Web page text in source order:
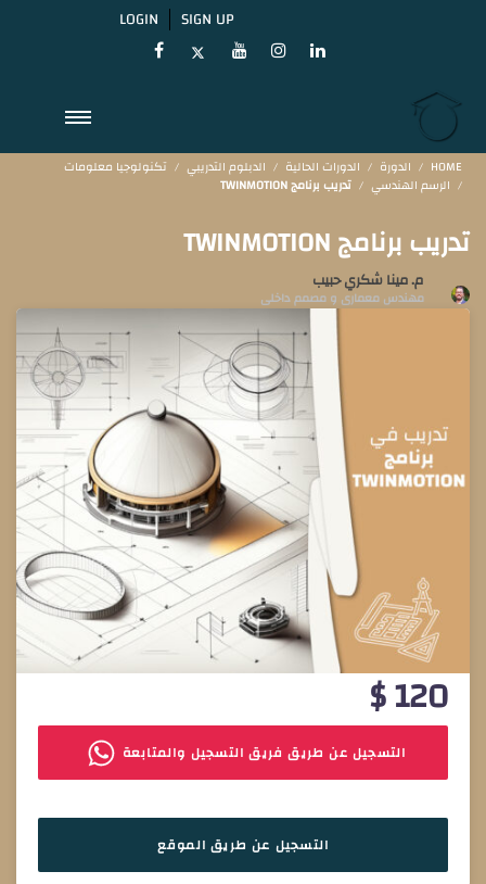
LOGIN SIGN UP
HOME الدورة الدورات الحالية الدبلوم التدريبي
تكنولوجيا معلومات
الرسم الهندسي
تدريب برنامج TWINMOTION
تدريب برنامج TWINMOTION
م. مينا شكري حبيب
مهندس معمارى و مصمم داخلى
$120
التسجيل عن طريق فريق التسجيل والمتابعة
التسجيل عن طريق الموقع